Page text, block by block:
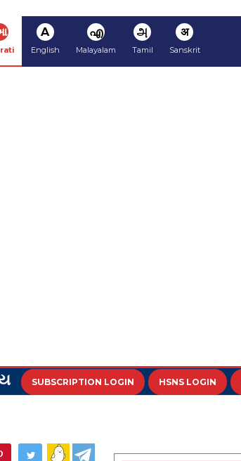
A
English
എ
Malayalam
அ
Tamil
अ
Sanskrit
SUBSCRIPTION LOGIN HSNS LOGIN